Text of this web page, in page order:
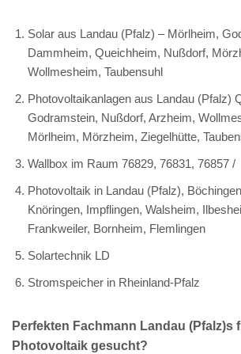
Solar aus Landau (Pfalz) – Mörlheim,
Dammheim, Queichheim, Nußdorf,
Wollmesheim, Taubensuhl
Photovoltaikanlagen aus Landau (Pfalz)
Godramstein, Nußdorf, Arzheim,
Mörlheim, Mörzheim, Ziegelhütte,
Wallbox im Raum 76829, 76831, 76857 /
Photovoltaik in Landau (Pfalz),
Knöringen, Impflingen, Walsheim,
Frankweiler, Bornheim, Flemlingen
Solartechnik LD
Stromspeicher in Rheinland-Pfalz
Perfekten Fachmann Landau (Pfalz)s
Photovoltaik gesucht?